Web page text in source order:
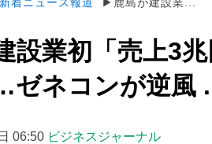
設業初「売上3
ゼネコンが逆風
06:50 ビジネスジャーナル